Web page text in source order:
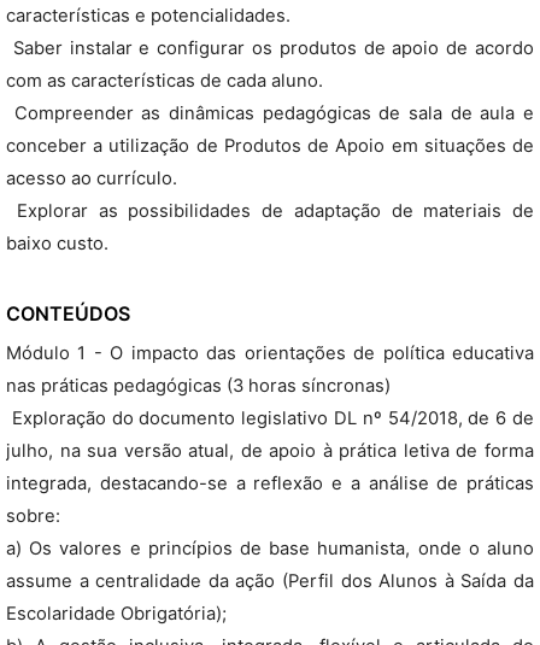
características e potencialidades.
 Saber instalar e configurar os produtos de apoio de acordo
com as características de cada aluno.
 Compreender as dinâmicas pedagógicas de sala de aula e
conceber a utilização de Produtos de Apoio em situações de
acesso ao currículo.
 Explorar as possibilidades de adaptação de materiais de
baixo custo.
CONTEÚDOS
Módulo 1 - O impacto das orientações de política educativa
nas práticas pedagógicas (3 horas síncronas)
 Exploração do documento legislativo DL nº 54/2018, de 6 de
julho, na sua versão atual, de apoio à prática letiva de forma
integrada, destacando-se a reflexão e a análise de práticas
sobre:
a) Os valores e princípios de base humanista, onde o aluno
assume a centralidade da ação (Perfil dos Alunos à Saída da
Escolaridade Obrigatória);